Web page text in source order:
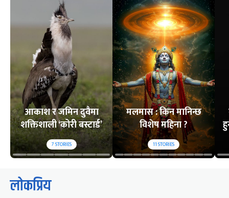
आकाश र जमिन दुवैमा
शक्तिशाली ‘कोरी बस्टार्ड’
7STORIES
मलमास : किन मानिन्छ
विशेष महिना ?
11STORIES
लोकप्रिय